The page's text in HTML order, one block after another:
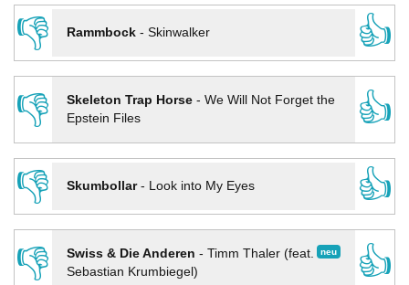
👎
Rammbock- Skinwalker
👍
👎
Skeleton Trap Horse- We Will Not Forget the
Epstein Files
👍
👎
Skumbollar- Look into My Eyes
👍
👎
neu
Swiss & Die Anderen - Timm Thaler (feat.
Sebastian Krumbiegel)
👍